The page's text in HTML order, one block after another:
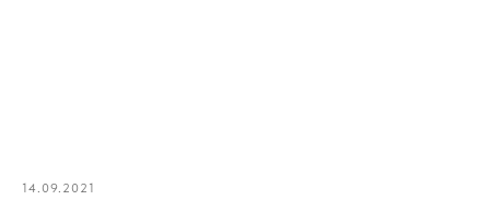
14.09.2021